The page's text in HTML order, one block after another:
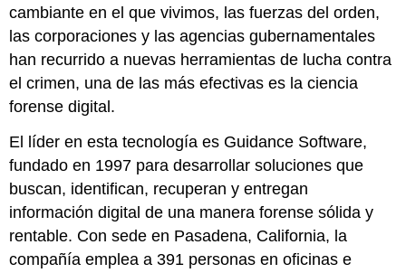
cambiante en el que vivimos, las fuerzas del orden,
las corporaciones y las agencias gubernamentales
han recurrido a nuevas herramientas de lucha contra
el crimen, una de las más efectivas es la ciencia
forense digital.
El líder en esta tecnología es Guidance Software,
fundado en 1997 para desarrollar soluciones que
buscan, identifican, recuperan y entregan
información digital de una manera forense sólida y
rentable. Con sede en Pasadena, California, la
compañía emplea a 391 personas en oficinas e